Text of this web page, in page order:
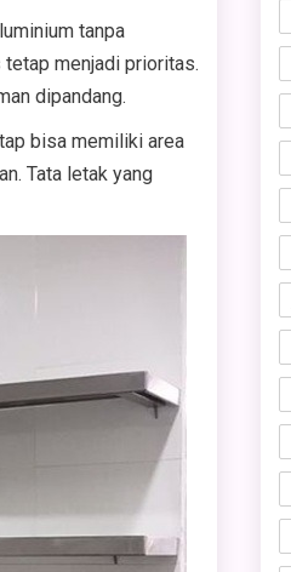
tanpa
menjadi prioritas.
dipandang.
bisa memiliki area
Tata letak yang